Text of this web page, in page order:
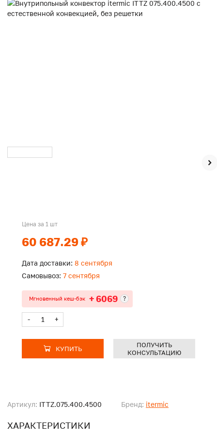
Артикул: ITTZ.075.400.4500 Бренд: itermic
ХАРАКТЕРИСТИКИ
Цена за 1 шт
60 687.29 ₽
Дата доставки: 8 сентября
Самовывоз: 7 сентября
Мгновенный кеш-бэк + 6069 ?
- +
КУПИТЬ
ПОЛУЧИТЬ
КОНСУЛЬТАЦИЮ